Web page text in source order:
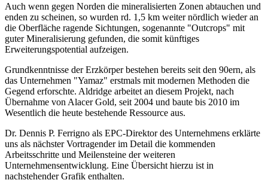
Auch wenn gegen Norden die mineralisierten Zonen abtauchen und
enden zu scheinen, so wurden rd. 1,5 km weiter nördlich wieder an
die Oberfläche ragende Sichtungen, sogenannte "Outcrops" mit
guter Mineralisierung gefunden, die somit künftiges
Erweiterungspotential aufzeigen.
Grundkenntnisse der Erzkörper bestehen bereits seit den 90ern, als
das Unternehmen "Yamaz" erstmals mit modernen Methoden die
Gegend erforschte. Aldridge arbeitet an diesem Projekt, nach
Übernahme von Alacer Gold, seit 2004 und baute bis 2010 im
Wesentlich die heute bestehende Ressource aus.
Dr. Dennis P. Ferrigno als EPC-Direktor des Unternehmens erklärte
uns als nächster Vortragender im Detail die kommenden
Arbeitsschritte und Meilensteine der weiteren
Unternehmensentwicklung. Eine Übersicht hierzu ist in
nachstehender Grafik enthalten.